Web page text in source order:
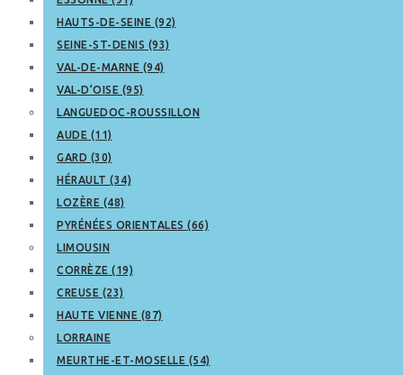
HAUTS-DE-SEINE (92)
SEINE-ST-DENIS (93)
VAL-DE-MARNE (94)
VAL-D’OISE (95)
LANGUEDOC-ROUSSILLON
AUDE (11)
GARD (30)
HÉRAULT (34)
LOZÈRE (48)
PYRÉNÉES ORIENTALES (66)
LIMOUSIN
CORRÈZE (19)
CREUSE (23)
HAUTE VIENNE (87)
LORRAINE
MEURTHE-ET-MOSELLE (54)